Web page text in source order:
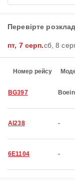
Перевірте
пт, 7 серп.сб, 8
Номер рейсу
BG397
AI238 -
6E1104 -